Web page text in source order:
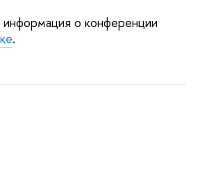
о конференции
.